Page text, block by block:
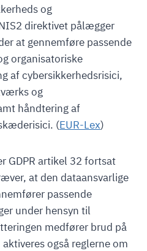
og
direktivet pålægger
at gennemføre passende
organisatoriske
af cybersikkerhedsrisici,
og
håndtering af
(EUR-Lex)
GDPR artikel 32 fortsat
at den dataansvarlige
passende
under hensyn til
medfører brud på
også reglerne om